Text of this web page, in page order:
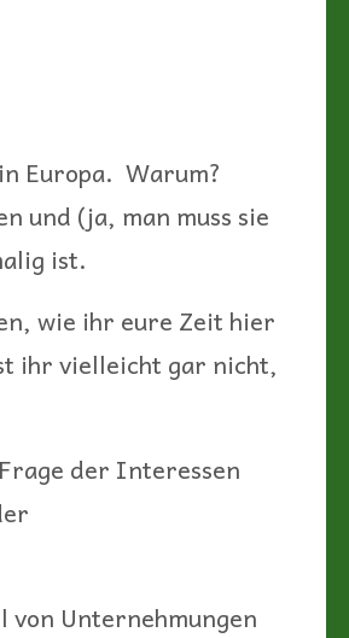
Europa. Warum?
und (ja, man muss sie
ist.
wie ihr eure Zeit hier
ihr vielleicht gar nicht,
der Interessen
von Unternehmungen